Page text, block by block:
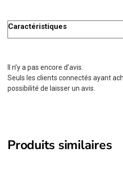
Caractéristiques
Il n’y a pas encore d’avis.
Seuls les clients connectés ayant
possibilité de laisser un avis.
Produits similaires